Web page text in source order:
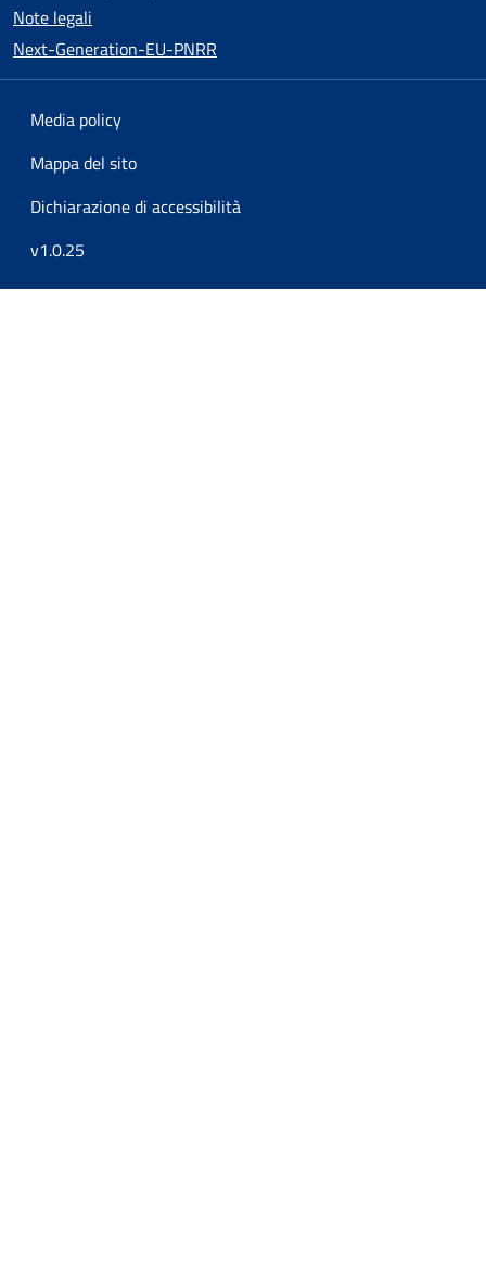
Note legali
Next-Generation-EU-PNRR
Media policy
Mappa del sito
Dichiarazione di accessibilità
v1.0.25